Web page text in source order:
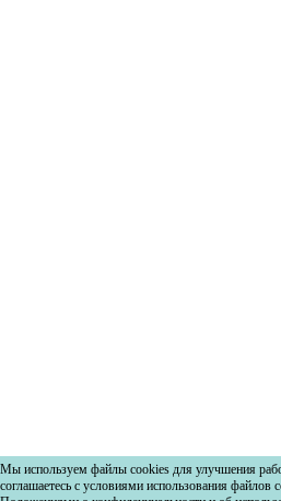
Мы используем файлы cookies для улучшения
соглашаетесь с условиями использования